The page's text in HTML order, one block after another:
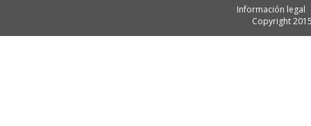
Información legal
Copyright